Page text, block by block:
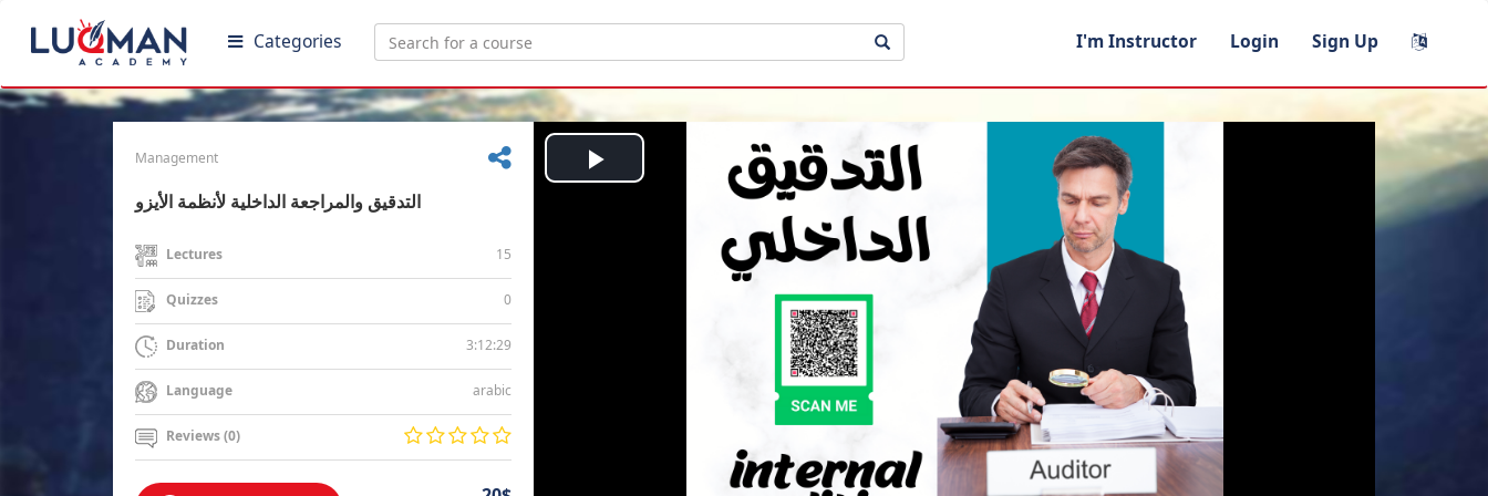
Categories I'm Instructor Login Sign Up
Management
التدقيق والمراجعة الداخلية لأنظمة الأيزو
Lectures 15
Quizzes 0
Duration 3:12:29
Language arabic
Reviews (0)
Play